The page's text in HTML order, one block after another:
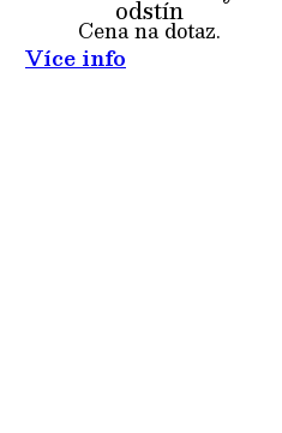
odstín
Cena na dotaz.
Více info